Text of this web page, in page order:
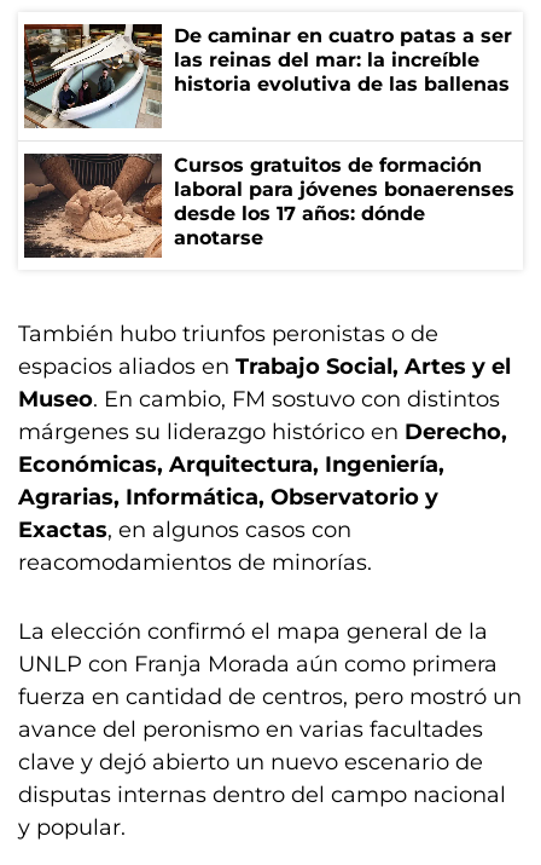
De caminar en cuatro patas a ser
las reinas del mar: la increíble
historia evolutiva de las ballenas
Cursos gratuitos de formación
laboral para jóvenes bonaerenses
desde los 17 años: dónde
anotarse
También hubo triunfos peronistas o de
espacios aliados en Trabajo Social, Artes y el
Museo. En cambio, FM sostuvo con distintos
márgenes su liderazgo histórico en Derecho,
Económicas, Arquitectura, Ingeniería,
Agrarias, Informática, Observatorio y
Exactas, en algunos casos con
reacomodamientos de minorías.
La elección confirmó el mapa general de la
UNLP con Franja Morada aún como primera
fuerza en cantidad de centros, pero mostró un
avance del peronismo en varias facultades
clave y dejó abierto un nuevo escenario de
disputas internas dentro del campo nacional
y popular.